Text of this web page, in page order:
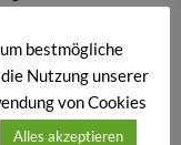
Rudi!
bestmögliche
Nutzung unserer
von Cookies
Alles akzeptieren